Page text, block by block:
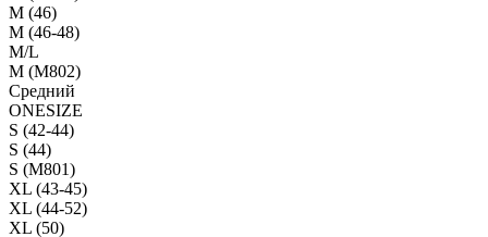
M (46)
M (46-48)
M/L
M (M802)
Средний
ONESIZE
S (42-44)
S (44)
S (M801)
XL (43-45)
XL (44-52)
XL (50)